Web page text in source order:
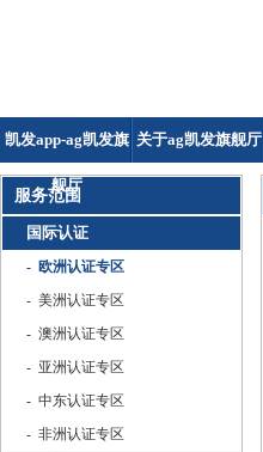
凯发app-ag凯发旗
舰厅
关于ag凯发旗舰厅
服务范围
国际认证
- 欧洲认证专区
- 美洲认证专区
- 澳洲认证专区
- 亚洲认证专区
- 中东认证专区
- 非洲认证专区